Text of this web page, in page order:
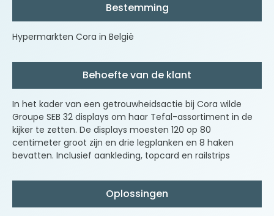
Bestemming
Hypermarkten Cora in België
Behoefte van de klant
In het kader van een getrouwheidsactie bij Cora wilde
Groupe SEB 32 displays om haar Tefal-assortiment in de
kijker te zetten. De displays moesten 120 op 80
centimeter groot zijn en drie legplanken en 8 haken
bevatten. Inclusief aankleding, topcard en railstrips
Oplossingen